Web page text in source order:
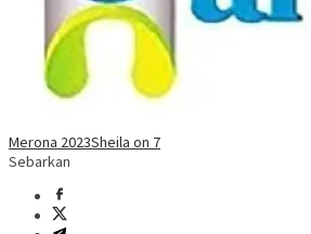
Merona 2023Sheila on 7
Sebarkan